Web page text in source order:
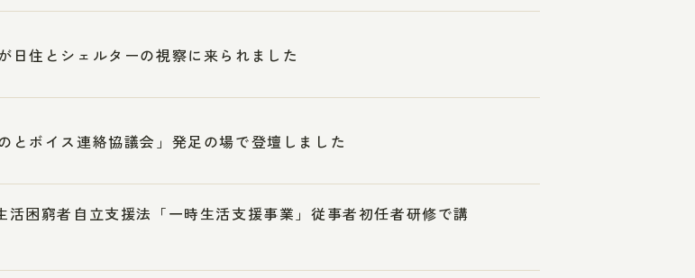
日住とシェルターの視察に来られました
とボイス連絡協議会」発足の場で登壇しました
活困窮者自立支援法「一時生活支援事業」従事者初任者研修で講